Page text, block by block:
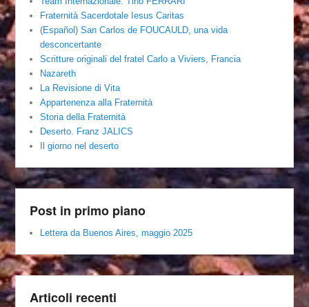
Fraternità Sacerdotale Iesus Caritas
(Español) San Carlos de FOUCAULD, una vida
desconcertante
Scritture originali del fratel Carlo a Viviers, Francia
Nazareth
La Revisione di Vita
Appartenenza alla Fraternità
Storia della Fraternità
Deserto. Franz JALICS
Il giorno nel deserto
Post in primo piano
Lettera da Buenos Aires, maggio 2025
Articoli recenti